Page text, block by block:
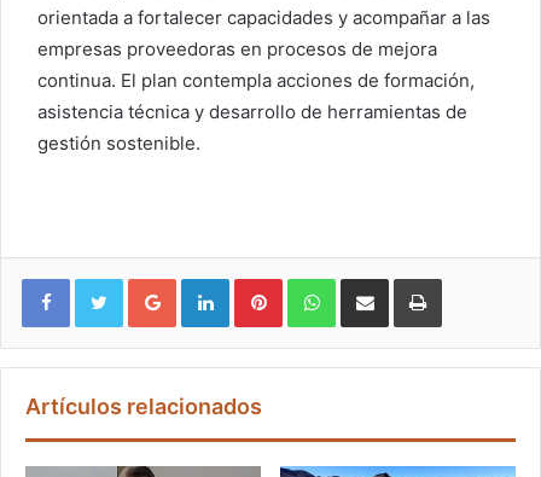
orientada a fortalecer capacidades y acompañar a las
empresas proveedoras en procesos de mejora
continua. El plan contempla acciones de formación,
asistencia técnica y desarrollo de herramientas de
gestión sostenible.
Google+ LinkedIn Pinterest WhatsApp
Artículos relacionados